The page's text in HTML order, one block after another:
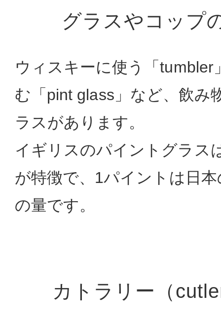
グラスやコップ
ウィスキーに使う「tumbler
む「pint glass」など、飲み
ラスがあります。
イギリスのパイントグラス
が特徴で、1パイントは日
の量です。
カトラリー（